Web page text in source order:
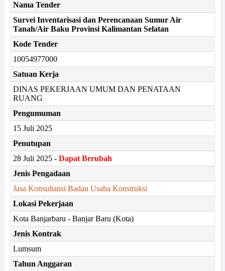
Nama Tender
Survei Inventarisasi dan Perencanaan Sumur Air
Tanah/Air Baku Provinsi Kalimantan Selatan
Kode Tender
10054977000
Satuan Kerja
DINAS PEKERJAAN UMUM DAN PENATAAN
RUANG
Pengumuman
15 Juli 2025
Penutupan
28 Juli 2025 - Dapat Berubah
Jenis Pengadaan
Jasa Konsultansi Badan Usaha Konstruksi
Lokasi Pekerjaan
Kota Banjarbaru - Banjar Baru (Kota)
Jenis Kontrak
Lumsum
Tahun Anggaran